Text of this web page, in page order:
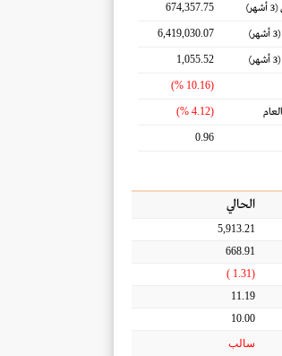
(3 أشهر) 674,357.75
(3 أشهر) 6,419,030.07
(3 أشهر) 1,055.52
(10.16 %)
(4.12 %)
0.96
الحالي
5,913.21
668.91
(1.31 )
11.19
10.00
سالب